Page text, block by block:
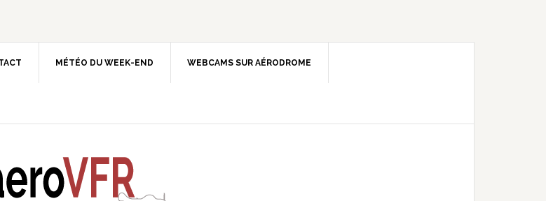
MÉTÉO DU WEEK-END WEBCAMS SUR AÉRODROME